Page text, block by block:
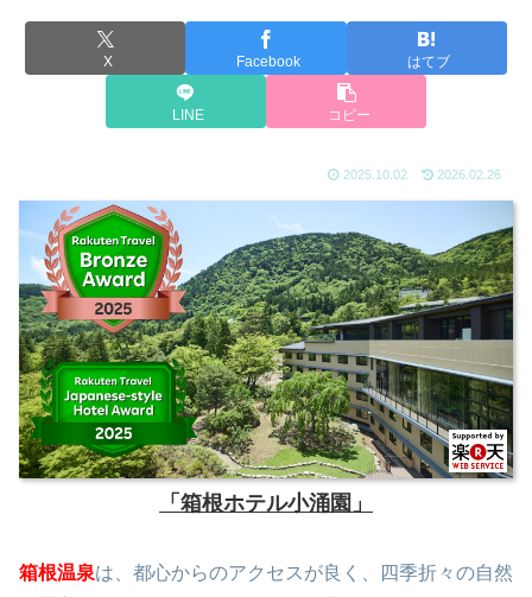
X Facebook はてブ
LINE コピー
2025.10.02 2026.02.26
「箱根ホテル小涌園」
箱根温泉は、都心からのアクセスが良く、四季折々の自然